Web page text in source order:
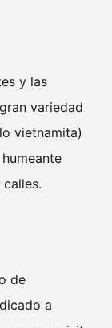
y las
variedad
vietnamita)
de
a